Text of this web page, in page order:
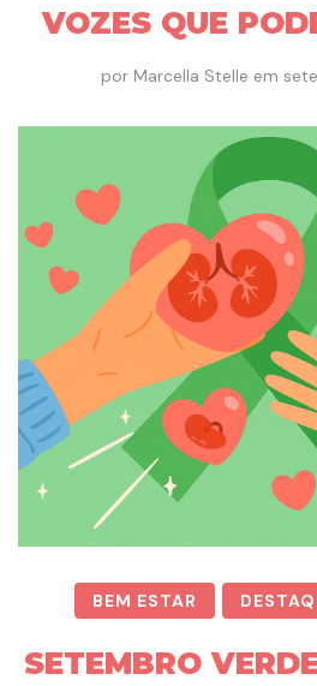
VOZES QUE
por Marcella Stelle em
BEM ESTAR
SETEMBRO